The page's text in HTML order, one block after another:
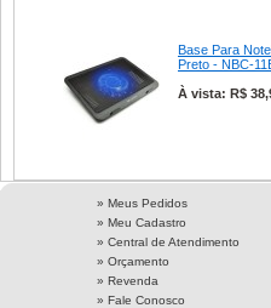
Base Para
Preto - NBC-
À vista: R$
» Meus Pedidos
» Meu Cadastro
» Central de Atendimento
» Orçamento
» Revenda
» Fale Conosco